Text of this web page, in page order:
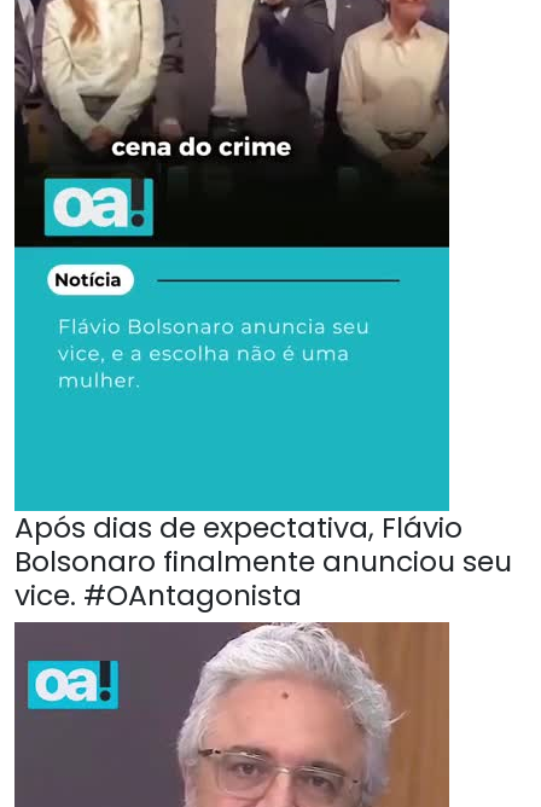
Após dias de expectativa, Flávio
Bolsonaro finalmente anunciou seu
vice. #OAntagonista